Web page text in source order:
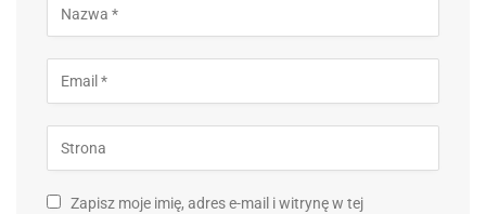
Zapisz moje imię, adres e-mail i witrynę w tej